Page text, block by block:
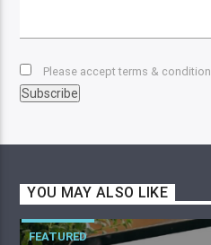
Please accept terms & condition
YOU MAY ALSO LIKE
FEATURED